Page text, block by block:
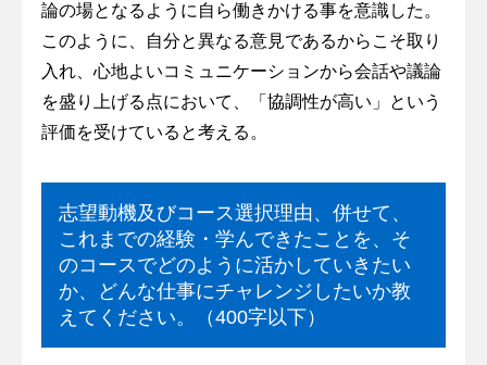
論の場となるように自ら働きかける事を意識した。
このように、自分と異なる意見であるからこそ取り
入れ、心地よいコミュニケーションから会話や議論
を盛り上げる点において、「協調性が高い」という
評価を受けていると考える。
志望動機及びコース選択理由、併せて、
これまでの経験・学んできたことを、そ
のコースでどのように活かしていきたい
か、どんな仕事にチャレンジしたいか教
えてください。（400字以下）